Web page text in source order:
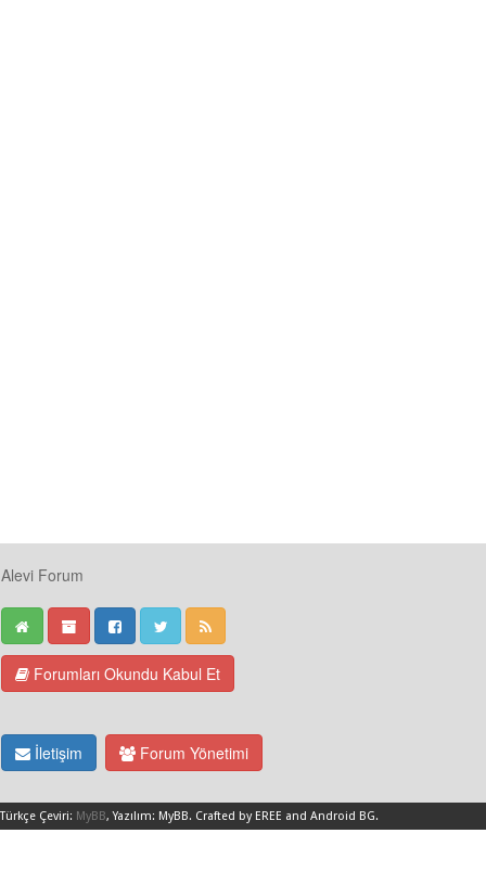
Alevi Forum
Forumları Okundu Kabul Et
İletişim Forum Yönetimi
Türkçe Çeviri: MyBB, Yazılım: MyBB. Crafted by EREE and Android BG.